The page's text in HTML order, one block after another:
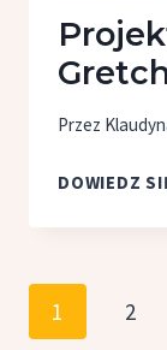
Przez
DOWIEDZ
strony
1 2